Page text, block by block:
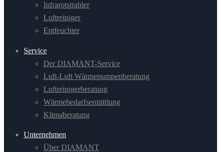
Infrarotstrahler
Luftreiniger
Entfeuchter
Service
Der DIAMANT-Service
Luft-Luft Wärmepumpenberatung
Luftreinigerberatung
Wärmebedarfsermittlung
Klimaberatung
Unternehmen
Über DIAMANT